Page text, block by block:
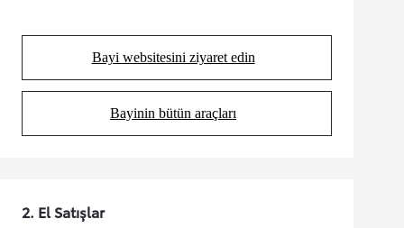
Bayi websitesini ziyaret edin
(Opens in new tab)
Bayinin bütün araçları
(Opens in new tab)
2. El Satışlar